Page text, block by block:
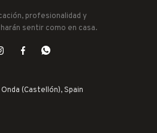
profesionalidad y
sentir como en casa.
(Castellón), Spain